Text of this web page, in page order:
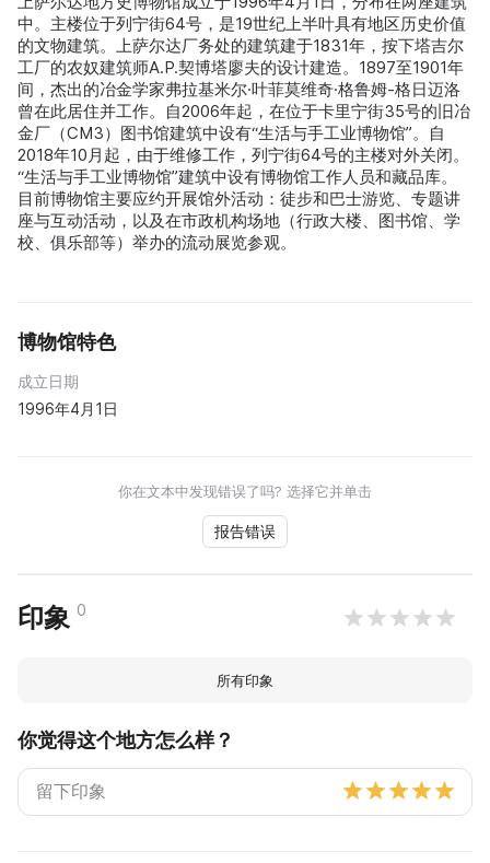
中。主楼位于列宁街64号，是19世纪上半叶具有地区历史价值
的文物建筑。上萨尔达厂务处的建筑建于1831年，按下塔吉尔
工厂的农奴建筑师A.P.契博塔廖夫的设计建造。1897至1901年
间，杰出的冶金学家弗拉基米尔·叶菲莫维奇·格鲁姆-格日迈洛
曾在此居住并工作。自2006年起，在位于卡里宁街35号的旧冶
金厂（СМЗ）图书馆建筑中设有“生活与手工业博物馆”。自
2018年10月起，由于维修工作，列宁街64号的主楼对外关闭。
“生活与手工业博物馆”建筑中设有博物馆工作人员和藏品库。
目前博物馆主要应约开展馆外活动：徒步和巴士游览、专题讲
座与互动活动，以及在市政机构场地（行政大楼、图书馆、学
校、俱乐部等）举办的流动展览参观。
博物馆特色
成立日期
1996年4月1日
你在文本中发现错误了吗? 选择它并单击
报告错误
印象 0
所有印象
你觉得这个地方怎么样？